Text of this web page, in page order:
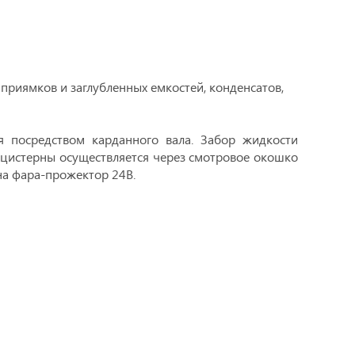
и заглубленных емкостей, конденсатов,
посредством карданного вала. Забор жидкости
осуществляется через смотровое окошко
фара-прожектор 24В.